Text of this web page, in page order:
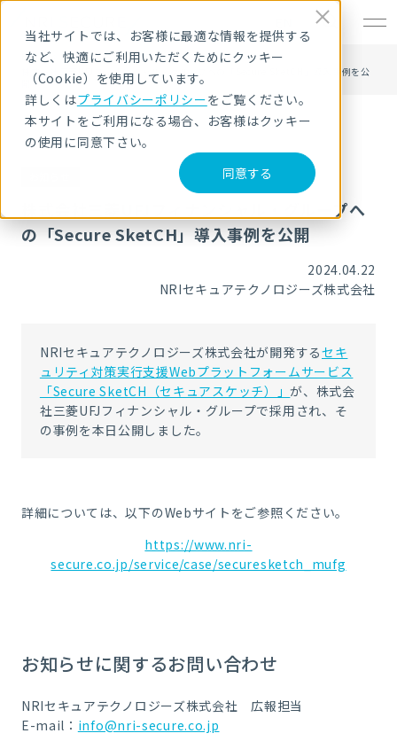
当社サイトでは、お客様に最適な情報を提供する
など、快適にご利用いただくためにクッキー
（Cookie）を使用しています。
詳しくはプライバシーポリシーをご覧ください。
本サイトをご利用になる場合、お客様はクッキー
の使用に同意下さい。
同意する
HOME
ニュース・トピックス
株式会社三菱UFJフィナンシャル・グループへの「Secure SketCH」導入事例を公
株式会社三菱UFJフィナンシャル・グループへ
の「Secure SketCH」導入事例を公開
2024.04.22
NRIセキュアテクノロジーズ株式会社
NRIセキュアテクノロジーズ株式会社が開発するセキ
ュリティ対策実行支援Webプラットフォームサービス
「Secure SketCH（セキュアスケッチ）」が、 株式会
社三菱UFJフィナンシャル・グループで採用され、そ
の事例を本日公開しました。
詳細については、以下のWebサイトをご参照ください。
https://www.nri-
secure.co.jp/service/case/securesketch_mufg
お知らせに関するお問い合わせ
NRIセキュアテクノロジーズ株式会社 広報担当
E-mail： info@nri-secure.co.jp